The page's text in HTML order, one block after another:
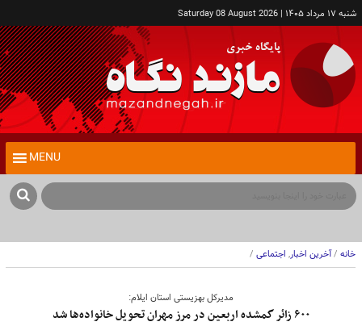
شنبه ۱۷ مرداد ۱۴۰۵ | Saturday 08 August 2026
MENU
خانه /آخرین اخبار, اجتماعی /
مدیرکل بهزیستی استان ایلام:
۶۰۰ زائر گمشده اربعین در مرز مهران تحویل خانواده‌ها شد